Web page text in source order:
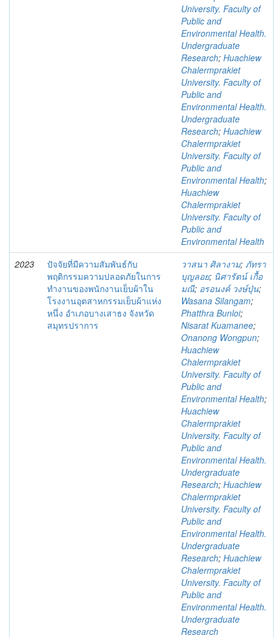
University. Faculty of
Public and
Environmental Health.
Undergraduate
Research; Huachiew
Chalermprakiet
University. Faculty of
Public and
Environmental Health.
Undergraduate
Research; Huachiew
Chalermprakiet
University. Faculty of
Public and
Environmental Health;
Huachiew
Chalermprakiet
University. Faculty of
Public and
Environmental Health
2023
ปัจจัยที่มีความสัมพันธ์กับ
พฤติกรรมความปลอดภัยในการ
ทำงานของพนักงานเย็บผ้าใน
โรงงานอุตสาหกรรมเย็บผ้าแห่ง
หนึ่ง อำเภอบางเสาธง จังหวัด
สมุทรปราการ
วาสนา ศิลางาม; ภัทรา
บุญลอย; นิศารัตน์ เกื้อ
มณี; อรอนงค์ วงษ์ปุ่น;
Wasana Silangam;
Phatthra Bunloi;
Nisarat Kuamanee;
Onanong Wongpun;
Huachiew
Chalermprakiet
University. Faculty of
Public and
Environmental Health;
Huachiew
Chalermprakiet
University. Faculty of
Public and
Environmental Health.
Undergraduate
Research; Huachiew
Chalermprakiet
University. Faculty of
Public and
Environmental Health.
Undergraduate
Research; Huachiew
Chalermprakiet
University. Faculty of
Public and
Environmental Health.
Undergraduate
Research